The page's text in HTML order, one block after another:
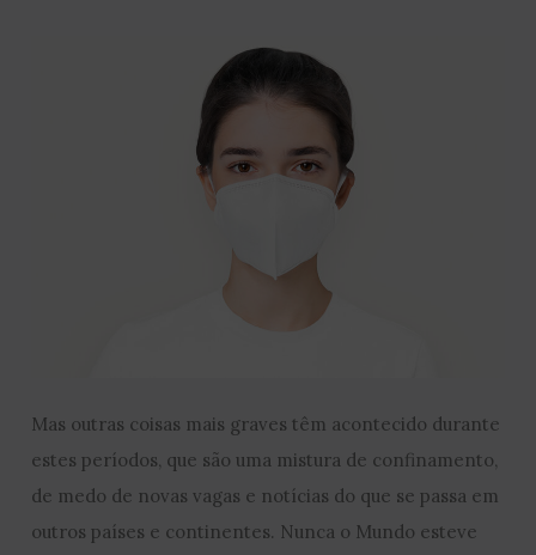
Mas outras coisas mais graves têm acontecido durante
estes períodos, que são uma mistura de confinamento,
de medo de novas vagas e notícias do que se passa em
outros países e continentes. Nunca o Mundo esteve